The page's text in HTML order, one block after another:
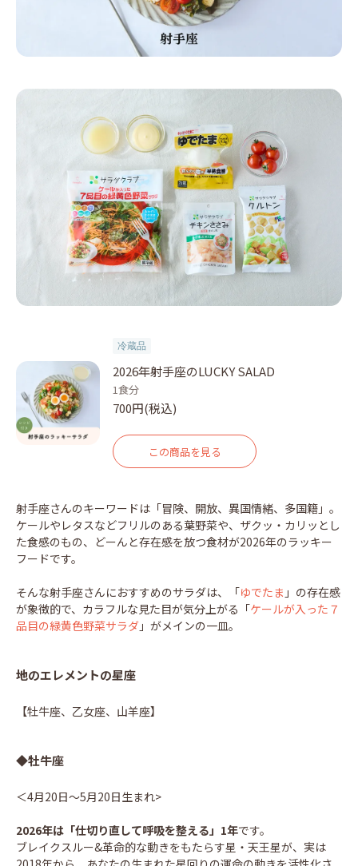
冷蔵品
2026年射手座のLUCKY SALAD
1食分
700円(税込)
この商品を見る
射手座さんのキーワードは「冒険、開放、異国情緒、多国籍」。
ケールやレタスなどフリルのある葉野菜や、ザクッ・カリッとし
た食感のもの、どーんと存在感を放つ食材が2026年のラッキー
フードです。
そんな射手座さんにおすすめのサラダは、「ゆでたま 」の存在感
が象徴的で、カラフルな見た目が気分上がる「ケールが入った７
品目の緑黄色野菜サラダ 」がメインの一皿。
地のエレメントの星座
【牡牛座、乙女座、山羊座】
◆牡牛座
＜4月20日～5月20日生まれ>
2026年は「仕切り直して呼吸を整える」1年です。
ブレイクスルー&革命的な動きをもたらす星・天王星が、実は